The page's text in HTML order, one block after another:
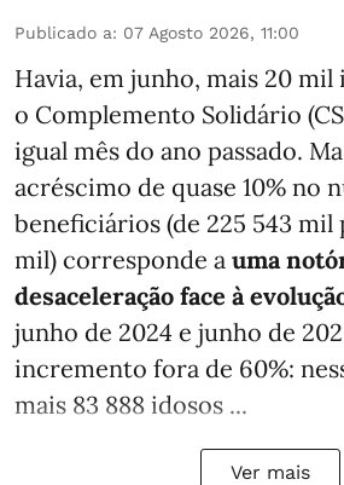
Publicado a: 07 Agosto 2026, 11:00
Havia, em junho, mais 20
o Complemento Solidário
igual mês do ano passado.
acréscimo de quase 10% no
beneficiários (de 225 543 mil
mil) corresponde a uma
desaceleração face à
junho de 2024 e junho de
incremento fora de 60%:
mais 83 888 idosos ...
Ver mais